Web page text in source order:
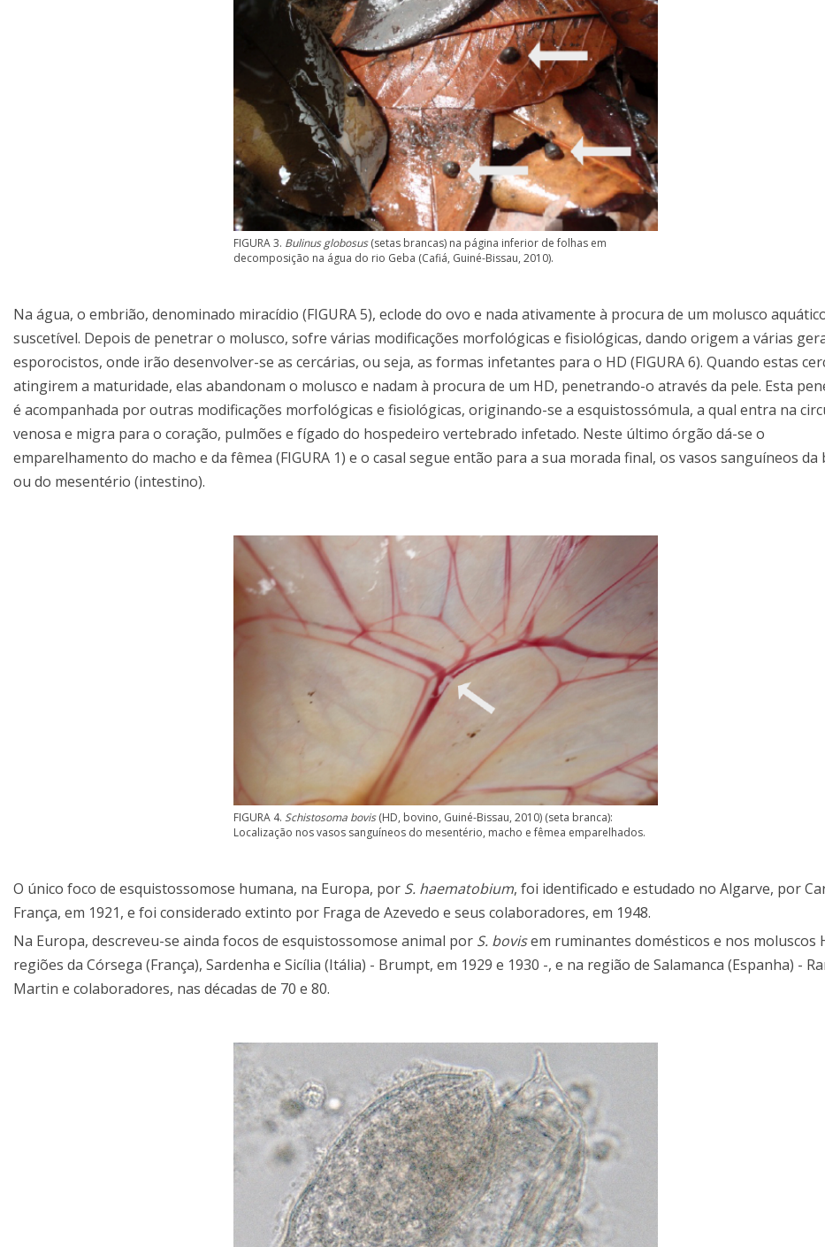
FIGURA 3. Bulinus globosus(setas brancas) na página inferior de folhas em
decomposição na água do rio Geba (Cafiá, Guiné-Bissau, 2010).
Na água, o embrião, denominado miracídio (FIGURA 5), eclode do ovo e nada ativamente à procura de um molusco
suscetível. Depois de penetrar o molusco, sofre várias modificações morfológicas e fisiológicas, dando origem a várias
esporocistos, onde irão desenvolver-se as cercárias, ou seja, as formas infetantes para o HD (FIGURA 6). Quando estas
atingirem a maturidade, elas abandonam o molusco e nadam à procura de um HD, penetrando-o através da pele. Esta
é acompanhada por outras modificações morfológicas e fisiológicas, originando-se a esquistossómula, a qual entra na
venosa e migra para o coração, pulmões e fígado do hospedeiro vertebrado infetado. Neste último órgão dá-se o
emparelhamento do macho e da fêmea (FIGURA 1) e o casal segue então para a sua morada final, os vasos sanguíneos da
ou do mesentério (intestino).
FIGURA 4. Schistosoma bovis(HD, bovino, Guiné-Bissau, 2010) (seta branca):
Localização nos vasos sanguíneos do mesentério, macho e fêmea emparelhados.
O único foco de esquistossomose humana, na Europa, por S. haematobium, foi identificado e estudado no Algarve, por
França, em 1921, e foi considerado extinto por Fraga de Azevedo e seus colaboradores, em 1948.
Na Europa, descreveu-se ainda focos de esquistossomose animal por S. bovisem ruminantes domésticos e nos moluscos
regiões da Córsega (França), Sardenha e Sicília (Itália) - Brumpt, em 1929 e 1930 -, e na região de Salamanca (Espanha) -
Martin e colaboradores, nas décadas de 70 e 80.